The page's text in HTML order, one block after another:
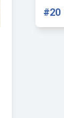
#20